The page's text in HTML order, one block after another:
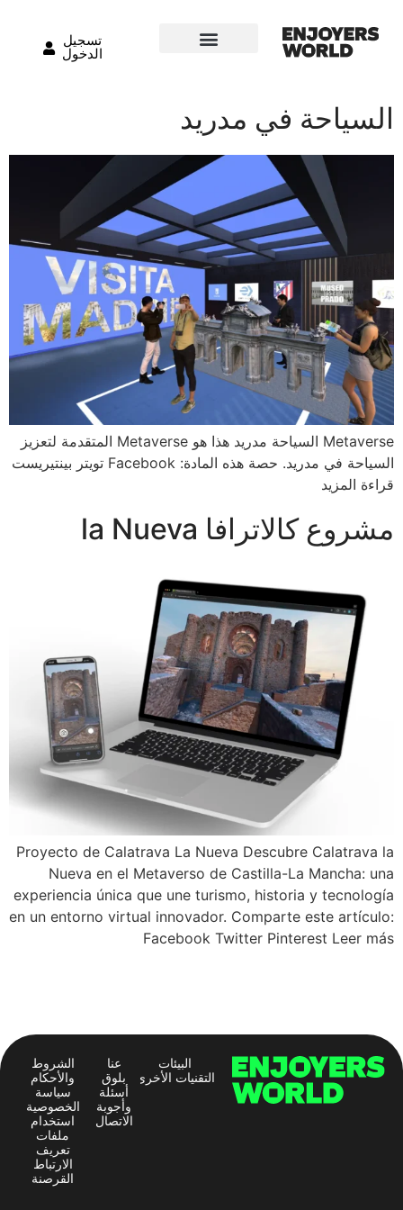
تسجيل
الدخول
السياحة في مدريد
Metaverse السياحة مدريد هذا هو Metaverse المتقدمة لتعزيز
السياحة في مدريد. حصة هذه المادة: Facebook تويتر بينتيريست
قراءة المزيد
مشروع كالاترافا la Nueva
Proyecto de Calatrava La Nueva Descubre Calatrava la
Nueva en el Metaverso de Castilla-La Mancha: una
experiencia única que une turismo, historia y tecnología
en un entorno virtual innovador. Comparte este artículo:
Facebook Twitter Pinterest Leer más
البيئات
التقنيات الأخرى
عنا
بلوق
أسئلة
وأجوبة
الاتصال
الشروط
والأحكام
سياسة
الخصوصية
استخدام
ملفات
تعريف
الارتباط
القرصنة